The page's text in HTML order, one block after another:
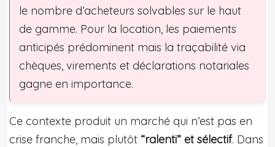
le nombre d’acheteurs solvables sur le haut
de gamme. Pour la location, les paiements
anticipés prédominent mais la traçabilité via
chèques, virements et déclarations notariales
gagne en importance.
Ce contexte produit un marché qui n’est pas en
crise franche, mais plutôt “ralenti” et sélectif. Dans